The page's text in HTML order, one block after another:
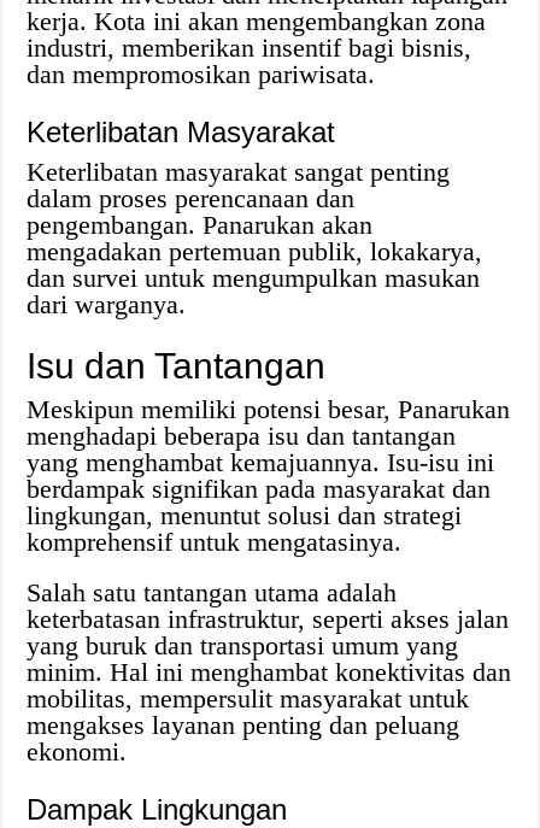
kerja. Kota ini akan mengembangkan zona
industri, memberikan insentif bagi bisnis,
dan mempromosikan pariwisata.
Keterlibatan Masyarakat
Keterlibatan masyarakat sangat penting
dalam proses perencanaan dan
pengembangan. Panarukan akan
mengadakan pertemuan publik, lokakarya,
dan survei untuk mengumpulkan masukan
dari warganya.
Isu dan Tantangan
Meskipun memiliki potensi besar, Panarukan
menghadapi beberapa isu dan tantangan
yang menghambat kemajuannya. Isu-isu ini
berdampak signifikan pada masyarakat dan
lingkungan, menuntut solusi dan strategi
komprehensif untuk mengatasinya.
Salah satu tantangan utama adalah
keterbatasan infrastruktur, seperti akses jalan
yang buruk dan transportasi umum yang
minim. Hal ini menghambat konektivitas dan
mobilitas, mempersulit masyarakat untuk
mengakses layanan penting dan peluang
ekonomi.
Dampak Lingkungan